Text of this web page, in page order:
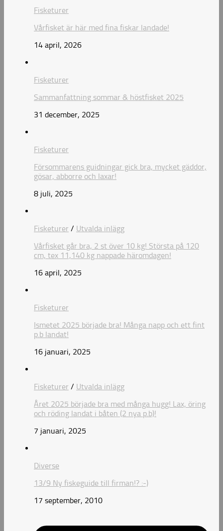
Fisketurer
Vårfisket är här med fina fiskar landade!
14 april, 2026
Fisketurer
Sammanfattning sommar & höstfisket 2025
31 december, 2025
Fisketurer
Försommarens guidningar gick bra, mycket gäddor,
gösar, abborre och laxar!
8 juli, 2025
Fisketurer / Utvalda inlägg
Vårfisket går bra, 2 st över 10 kg! Största på 120
cm, tex 11,140 kg nappade häromdagen!
16 april, 2025
Fisketurer
Ismetet 2025 började bra! Många napp och ett fint
p.b landat!
16 januari, 2025
Fisketurer / Utvalda inlägg
Året 2025 började bra med många hugg! Lax, öring
och röding landat i båten (2 nya p.b)!
7 januari, 2025
Diverse
13/9 Ny fiskeguide till firman!? :-)
17 september, 2010